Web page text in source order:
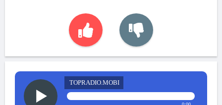
TOPRADIO.MOBI